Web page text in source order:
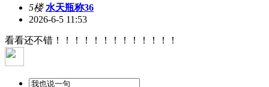
5楼 水天瓶称36
2026-6-5 11:53
看看还不错！！！！！！！！！！！！！